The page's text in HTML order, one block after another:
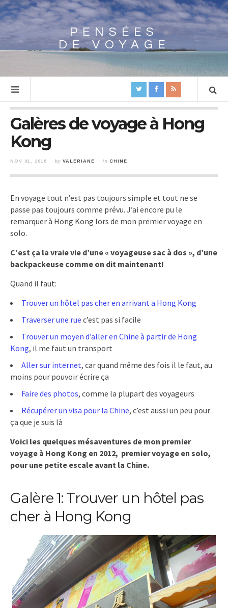
Array
PENSÉES
DE VOYAGE
Galères de voyage à Hong
Kong
NOV 01, 2018 by VALERIANE in CHINE
En voyage tout n’est pas toujours simple et tout ne se
passe pas toujours comme prévu. J’ai encore pu le
remarquer à Hong Kong lors de mon premier voyage en
solo.
C’est ça la vraie vie d’une « voyageuse sac à dos », d’une
backpackeuse comme on dit maintenant!
Quand il faut:
Trouver un hôtel pas cher en arrivant a Hong Kong
Traverser une rue c’est pas si facile
Trouver un moyen d’aller en Chine à partir de Hong
Kong, il me faut un transport
Aller sur internet, car quand même des fois il le faut, au
moins pour pouvoir écrire ça
Faire des photos, comme la plupart des voyageurs
Récupérer un visa pour la Chine, c’est aussi un peu pour
ça que je suis là
Voici les quelques mésaventures de mon premier
voyage à Hong Kong en 2012, premier voyage en solo,
pour une petite escale avant la Chine.
Galère 1: Trouver un hôtel pas
cher à Hong Kong